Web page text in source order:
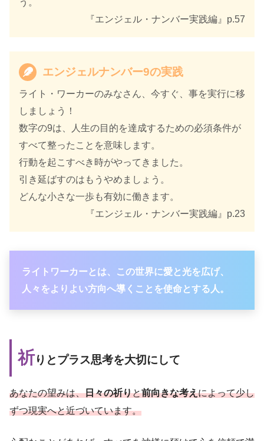
『エンジェル・ナンバー実践編』p.57
エンジェルナンバー9の実践
ライト・ワーカーのみなさん、今すぐ、事を実行に移
しましょう！
数字の9は、人生の目的を達成するための必須条件が
すべて整ったことを意味します。
行動を起こすべき時がやってきました。
引き延ばすのはもうやめましょう。
どんな小さな一歩も有効に働きます。
『エンジェル・ナンバー実践編』p.23
ライトワーカーとは、この世界に愛と光を広げ、
人々をよりよい方向へ導くことを使命とする人。
祈りとプラス思考を大切にして
あなたの望みは、日々の祈りと前向きな考えによって少し
ずつ現実へと近づいています。